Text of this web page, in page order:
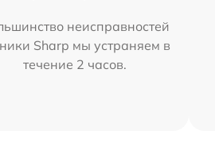
неисправностей
Sharp мы устраняем в
течение 2 часов.